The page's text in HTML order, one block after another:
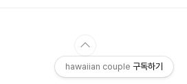
hawaiian couple 구독하기